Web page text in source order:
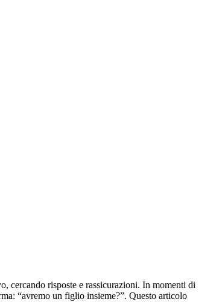
cercando risposte e rassicurazioni. In momenti di
“avremo un figlio insieme?”. Questo articolo